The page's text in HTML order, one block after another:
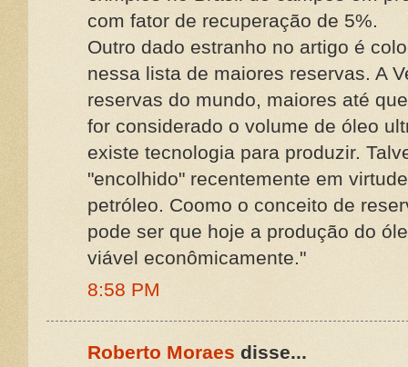
com fator de recuperação de 5%.
Outro dado estranho no artigo é
nessa lista de maiores reservas. A
reservas do mundo, maiores até
for considerado o volume de óleo
existe tecnologia para produzir.
"encolhido" recentemente em
petróleo. Coomo o conceito de
pode ser que hoje a produção do
viável econômicamente."
8:58 PM
Roberto Moraes disse...